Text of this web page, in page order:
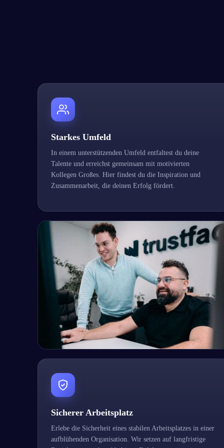
Starkes Umfeld
In einem unterstützenden Umfeld entfaltest du deine
Talente und erreichst gemeinsam mit motivierten
Kollegen Großes. Hier findest du die Inspiration und
Zusammenarbeit, die deinen Erfolg fördert.
Sicherer Arbeitsplatz
Erlebe die Sicherheit eines stabilen Arbeitsplatzes in einer
aufblühenden Organisation. Wir setzen auf langfristige